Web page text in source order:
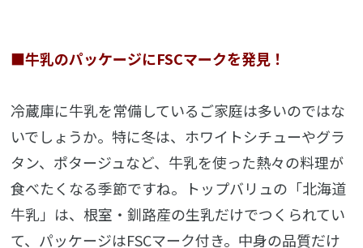
■牛乳のパッケージにFSCマークを発見！
冷蔵庫に牛乳を常備しているご家庭は多いのではな
いでしょうか。特に冬は、ホワイトシチューやグラ
タン、ポタージュなど、牛乳を使った熱々の料理が
食べたくなる季節ですね。トップバリュの「北海道
牛乳」は、根室・釧路産の生乳だけでつくられてい
て、パッケージはFSCマーク付き。中身の品質だけ